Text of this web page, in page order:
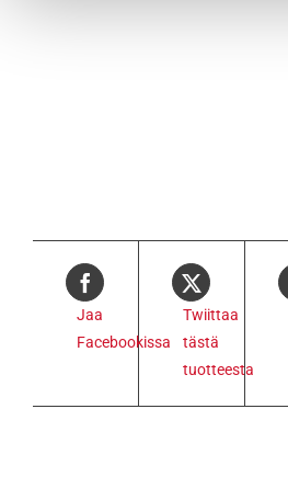
Jaa
Facebookissa
Twiittaa
tästä
tuotteesta